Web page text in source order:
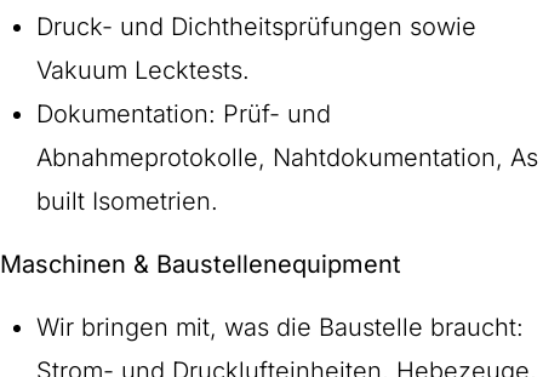
Druck- und Dichtheitsprüfungen sowie
Vakuum Lecktests.
Dokumentation: Prüf- und
Abnahmeprotokolle, Nahtdokumentation, As
built Isometrien.
Maschinen & Baustellenequipment
Wir bringen mit, was die Baustelle braucht:
Strom- und Drucklufteinheiten, Hebezeuge,